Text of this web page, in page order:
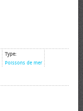
Type:
Poissons de mer